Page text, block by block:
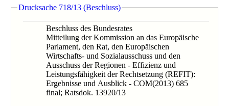
0718/1/13
Drucksache 718/13 (Beschluss)
Beschluss des Bundesrates
Mitteilung der Kommission an das Europäische
Parlament, den Rat, den Europäischen
Wirtschafts- und Sozialausschuss und den
Ausschuss der Regionen - Effizienz und
Leistungsfähigkeit der Rechtsetzung (REFIT):
Ergebnisse und Ausblick - COM(2013) 685
final; Ratsdok. 13920/13